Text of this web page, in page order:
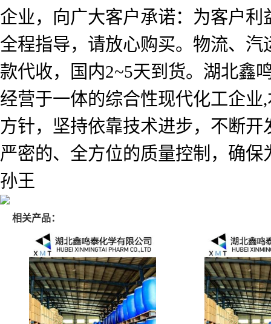
企业，向广大客户承诺：为客户
全程指导，请放心购买。物流、
款代收，国内2~5天到货。湖北鑫
经营于一体的综合性现代化工企
方针，坚持依靠技术进步，不断
严密的、全方位的质量控制，确
孙王
相关产品：